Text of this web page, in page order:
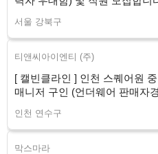
서울 강북구
티앤씨아이엔티 (주)
[ 캘빈클라인 ] 인천 스퀘어원
매니저 구인 (언더웨어 판매자
인천 연수구
막스마라